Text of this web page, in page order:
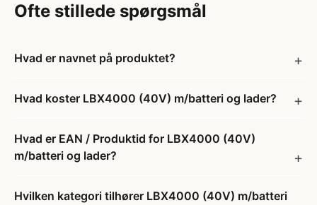
Ofte stillede spørgsmål
Hvad er navnet på produktet?
Hvad koster LBX4000 (40V) m/batteri og lader?
Hvad er EAN / Produktid for LBX4000 (40V)
m/batteri og lader?
Hvilken kategori tilhører LBX4000 (40V) m/batteri